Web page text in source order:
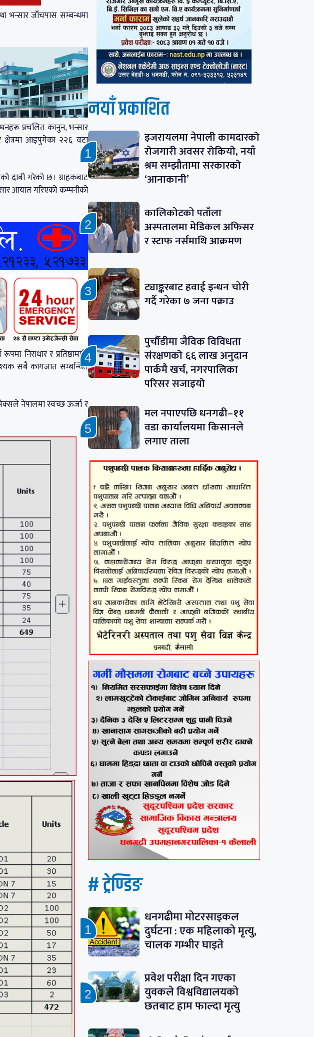
भन्सार जाँचपास सम्बन्धमा
प्रचलित कानुन, भन्सार
क्षेत्रमा आइपुगेका २२६ वटा
दाबी गरेको छ। ग्राहकबाट
आयात गरिएको कम्पनीको
निराधार र प्रतिष्ठामाथि
सबै कागजात सम्बन्धित
नेपालमा स्वच्छ ऊर्जा र
नयाँ प्रकाशित
इजरायलमा नेपाली कामदारको
रोजगारी अवसर रोकियो, नयाँ
श्रम सम्झौतामा सरकारको
‘आनाकानी’
कालिकोटको पताँला
अस्पतालमा मेडिकल अफिसर
र स्टाफ नर्समाथि आक्रमण
ट्याङ्करबाट हवाई इन्धन चोरी
गर्दै गरेका ७ जना पक्राउ
पुर्चौडीमा जैविक विविधता
संरक्षणको ६६ लाख अनुदान
पार्कमै खर्च, नगरपालिका
परिसर सजाइयो
मल नपाएपछि धनगढी–११
वडा कार्यालयमा किसानले
लगाए ताला
# ट्रेण्डिङ
धनगढीमा मोटरसाइकल
दुर्घटना : एक महिलाको मृत्यु,
चालक गम्भीर घाइते
प्रवेश परीक्षा दिन गएका
युवकले विश्वविद्यालयको
छतबाट हाम फाल्दा मृत्यु